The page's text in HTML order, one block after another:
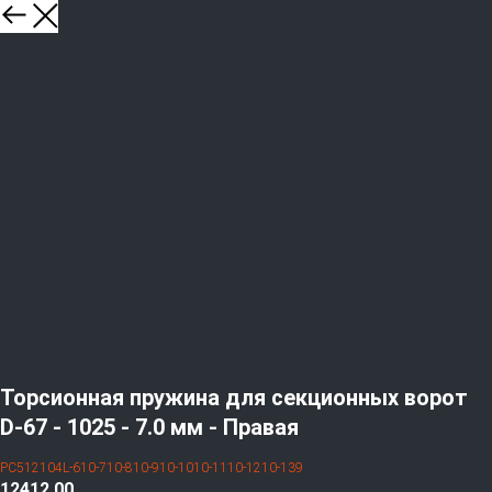
Торсионная пружина для секционных ворот
D-67 - 1025 - 7.0 мм - Правая
PC512104L-610-710-810-910-1010-1110-1210-139